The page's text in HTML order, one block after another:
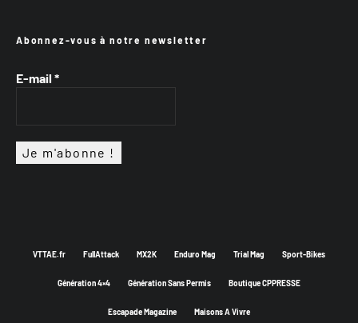
Abonnez-vous à notre newsletter
E-mail *
VTTAE.fr FullAttack MX2K Enduro Mag Trial Mag Sport-Bikes
Génération 4×4 Génération Sans Permis Boutique CPPRESSE
Escapade Magazine Maisons A Vivre